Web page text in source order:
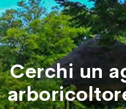
Cerchi un